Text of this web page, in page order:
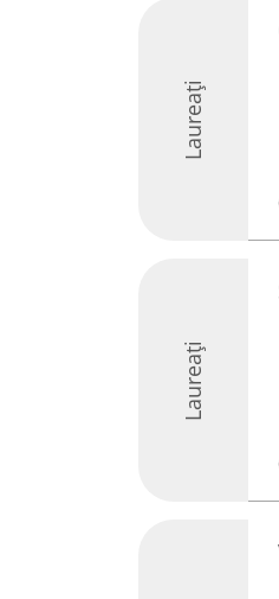
Laureați
Laureați